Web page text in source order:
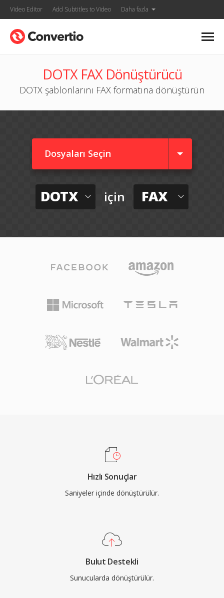
Video Editor Add Subtitles to Video Daha fazla
DOTX FAX Dönüştürücü
DOTX şablonlarını FAX formatına dönüştürün
Dosyaları Seçin
DOTX için FAX
Hızlı Sonuçlar
Saniyeler içinde dönüştürülür.
Bulut Destekli
Sunucularda dönüştürülür.